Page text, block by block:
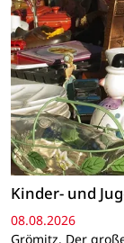
Kinder- und
08.08.2026
Grömitz. Der